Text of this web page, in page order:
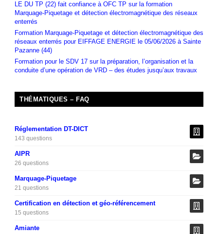
LE DU TP (22) fait confiance à OFC TP sur la formation
Marquage-Piquetage et détection électromagnétique des réseaux
enterrés
Formation Marquage-Piquetage et détection électromagnétique des
réseaux enterrés pour EIFFAGE ENERGIE le 05/06/2026 à Sainte
Pazanne (44)
Formation pour le SDV 17 sur la préparation, l’organisation et la
conduite d’une opération de VRD – des études jusqu’aux travaux
THÉMATIQUES – FAQ
Réglementation DT-DICT
143 questions
AIPR
26 questions
Marquage-Piquetage
21 questions
Certification en détection et géo-référencement
15 questions
Amiante